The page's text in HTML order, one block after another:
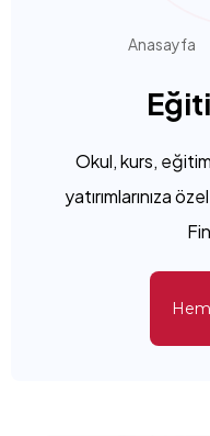
Anasayfa
Okul, kurs,
yatırımlarınıza